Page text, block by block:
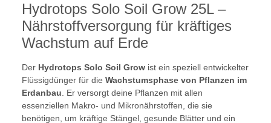
Hydrotops Solo Soil Grow 25L –
Nährstoffversorgung für kräftiges
Wachstum auf Erde
Der Hydrotops Solo Soil Grow ist ein speziell entwickelter
Flüssigdünger für die Wachstumsphase von Pflanzen im
Erdanbau . Er versorgt deine Pflanzen mit allen
essenziellen Makro- und Mikronährstoffen, die sie
benötigen, um kräftige Stängel, gesunde Blätter und ein